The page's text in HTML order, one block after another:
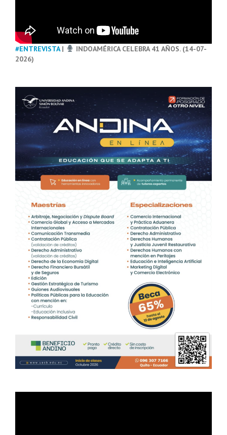
#ENTREVISTA|
INDOAMÉRICA CELEBRA 41 AÑOS. (14-07-
2026)